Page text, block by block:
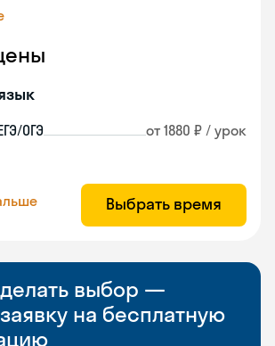
ОГЭ от 1880 ₽ / урок
Выбрать время
выбор —
на бесплатную